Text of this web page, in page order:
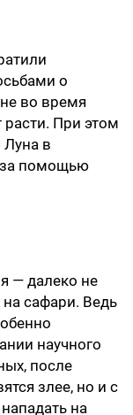
о
во время
расти. При этом
Луна в
за помощью
— далеко не
сафари. Ведь
научного
после
злее, но и с
на